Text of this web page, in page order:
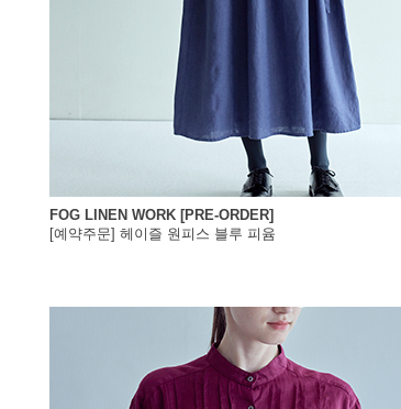
FOG LINEN WORK [PRE-ORDER]
[예약주문] 헤이즐 원피스 블루 피윰